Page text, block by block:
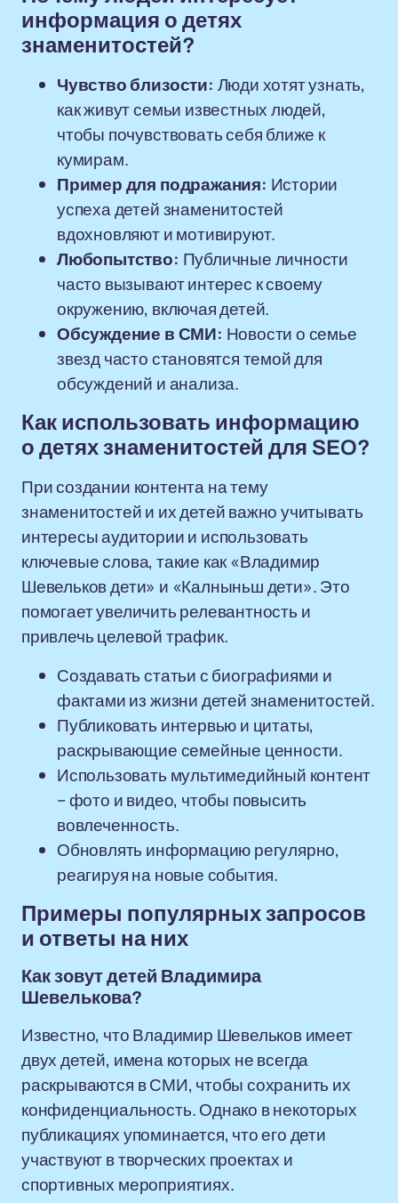
информация о детях
знаменитостей?
Чувство близости: Люди хотят узнать,
как живут семьи известных людей,
чтобы почувствовать себя ближе к
кумирам.
Пример для подражания: Истории
успеха детей знаменитостей
вдохновляют и мотивируют.
Любопытство: Публичные личности
часто вызывают интерес к своему
окружению, включая детей.
Обсуждение в СМИ: Новости о семье
звезд часто становятся темой для
обсуждений и анализа.
Как использовать информацию
о детях знаменитостей для SEO?
При создании контента на тему
знаменитостей и их детей важно учитывать
интересы аудитории и использовать
ключевые слова, такие как «Владимир
Шевельков дети» и «Калныньш дети». Это
помогает увеличить релевантность и
привлечь целевой трафик.
Создавать статьи с биографиями и
фактами из жизни детей знаменитостей.
Публиковать интервью и цитаты,
раскрывающие семейные ценности.
Использовать мультимедийный контент
– фото и видео, чтобы повысить
вовлеченность.
Обновлять информацию регулярно,
реагируя на новые события.
Примеры популярных запросов
и ответы на них
Как зовут детей Владимира
Шевелькова?
Известно, что Владимир Шевельков имеет
двух детей, имена которых не всегда
раскрываются в СМИ, чтобы сохранить их
конфиденциальность. Однако в некоторых
публикациях упоминается, что его дети
участвуют в творческих проектах и
спортивных мероприятиях.